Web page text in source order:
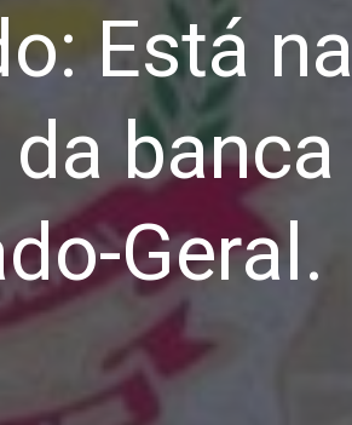
Está na
banca
Geral.